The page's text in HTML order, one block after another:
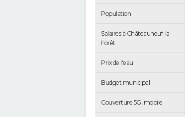
Population
Salaires à Châteauneuf-la-
Forêt
Prix de l'eau
Budget municipal
Couverture 5G, mobile